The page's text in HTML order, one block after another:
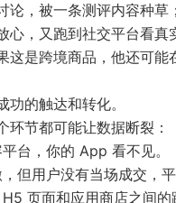
论，被一条测评内容种
心，又跑到社交平台看
这是跨境商品，他还可
的触达和转化。
节都可能让数据断裂：
台，你的 App 看不见。
但用户没有当场成交，
页面和应用商店之间的